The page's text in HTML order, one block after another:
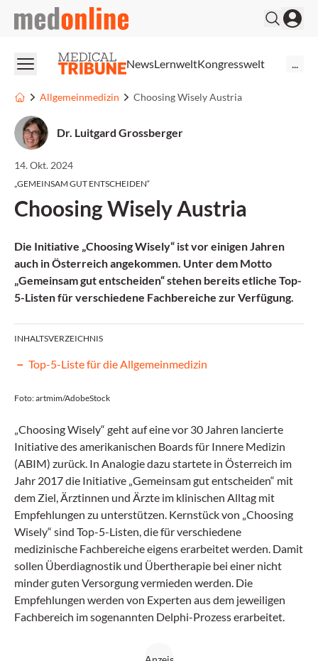
medonline
NewsLernweltKongresswelt
Allgemeinmedizin Choosing Wisely Austria
Dr. Luitgard Grossberger
14. Okt. 2024
„GEMEINSAM GUT ENTSCHEIDEN“
Choosing Wisely Austria
Die Initiative „Choosing Wisely“ ist vor einigen Jahren
auch in Österreich angekommen. Unter dem Motto
„Gemeinsam gut entscheiden“stehen bereits etliche Top-
5-Listen für verschiedene Fachbereiche zur Verfügung.
INHALTSVERZEICHNIS
Top-5-Liste für die Allgemeinmedizin
Foto: artmim/AdobeStock
„Choosing Wisely“ geht auf eine vor 30 Jahren lancierte
Initiative des amerikanischen Boards für Innere Medizin
(ABIM) zurück. In Analogie dazu startete in Österreich im
Jahr 2017 die Initiative „Gemeinsam gut entscheiden“ mit
dem Ziel, Ärztinnen und Ärzte im klinischen Alltag mit
Empfehlungen zu unterstützen. Kernstück von „Choosing
Wisely“ sind Top-5-Listen, die für verschiedene
medizinische Fachbereiche eigens erarbeitet werden. Damit
sollen Überdiagnostik und Übertherapie bei einer nicht
minder guten Versorgung vermieden werden. Die
Empfehlungen werden von Experten aus dem jeweiligen
Fachbereich im sogenannten Delphi-Prozess erarbeitet.